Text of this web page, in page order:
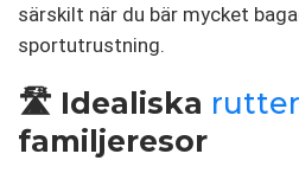
särskilt när du bär mycket
sportutrustning.
🛣️ Idealiska rutter
familjeresor